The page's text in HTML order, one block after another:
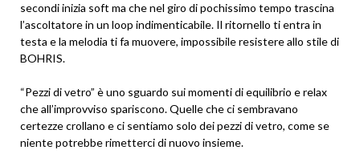
secondi inizia soft ma che nel giro di pochissimo tempo trascina
l’ascoltatore in un loop indimenticabile. Il ritornello ti entra in
testa e la melodia ti fa muovere, impossibile resistere allo stile di
BOHRIS.
“Pezzi di vetro” è uno sguardo sui momenti di equilibrio e relax
che all’improvviso spariscono. Quelle che ci sembravano
certezze crollano e ci sentiamo solo dei pezzi di vetro, come se
niente potrebbe rimetterci di nuovo insieme.